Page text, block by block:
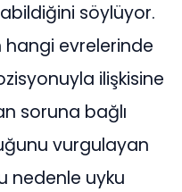
söylüyor.
hangi evrelerinde
ilişkisine
soruna bağlı
vurgulayan
nedenle uyku